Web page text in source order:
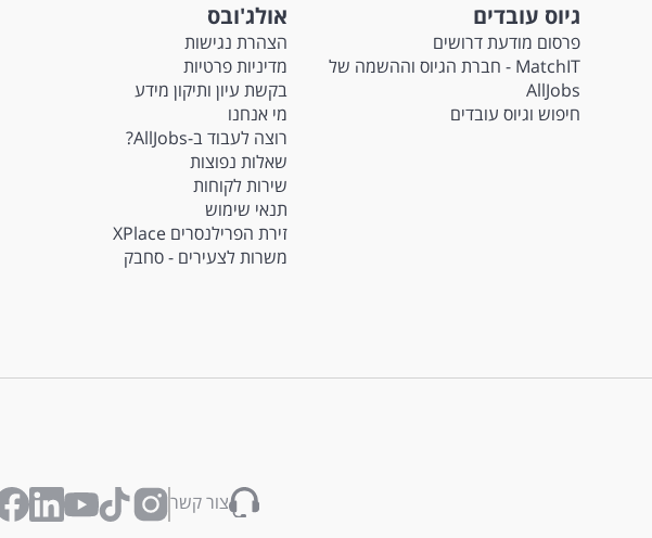
גיוס עובדים
פרסום מודעת דרושים
MatchIT - חברת הגיוס וההשמה של
AllJobs
חיפוש וגיוס עובדים
אולג'ובס
הצהרת נגישות
מדיניות פרטיות
בקשת עיון ותיקון מידע
מי אנחנו
רוצה לעבוד ב-AllJobs?
שאלות נפוצות
שירות לקוחות
תנאי שימוש
זירת הפרילנסרים XPlace
משרות לצעירים - סחבק
צור קשר